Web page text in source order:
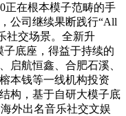
正在根本模子范畴的手
公司继续果断践行“All
社交场景。全新升
子底座，得益于持续的
启航恒鑫、合肥石溪、
本钱等一线机构投资
构，基于自研大模子底
外出名音乐社交文娱